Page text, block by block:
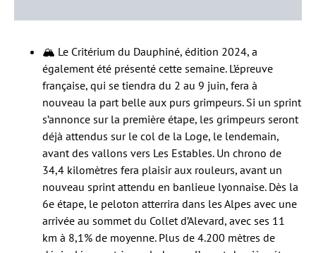
🏔️ Le Critérium du Dauphiné, édition 2024, a
également été présenté cette semaine. L’épreuve
française, qui se tiendra du 2 au 9 juin, fera à
nouveau la part belle aux purs grimpeurs. Si un sprint
s’annonce sur la première étape, les grimpeurs seront
déjà attendus sur le col de la Loge, le lendemain,
avant des vallons vers Les Estables. Un chrono de
34,4 kilomètres fera plaisir aux rouleurs, avant un
nouveau sprint attendu en banlieue lyonnaise. Dès la
6e étape, le peloton atterrira dans les Alpes avec une
arrivée au sommet du Collet d’Alevard, avec ses 11
km à 8,1% de moyenne. Plus de 4.200 mètres de